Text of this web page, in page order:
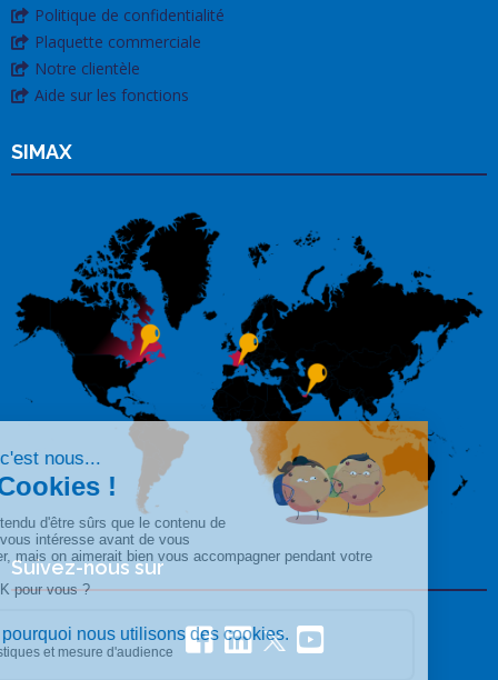
Politique de confidentialité
Plaquette commerciale
Notre clientèle
Aide sur les fonctions
SIMAX
Suivez-nous sur